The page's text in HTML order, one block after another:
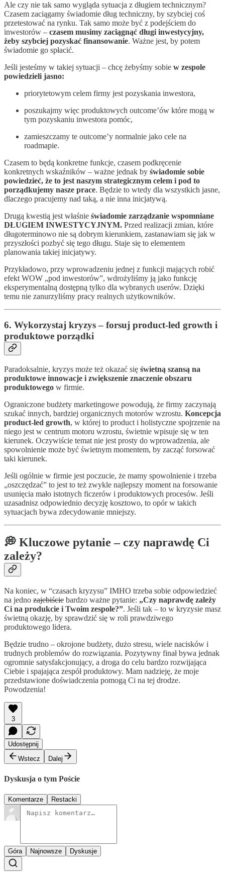
Ale czy nie tak samo wygląda sytuacja z długiem technicznym?
Czasem zaciągamy świadomie dług techniczny, by szybciej coś
przetestować na rynku. Tak samo może być z podejściem do
inwestorów – czasem musimy zaciągnąć długi inwestycyjny,
żeby szybciej pozyskać finansowanie. Ważne jest, by potem
świadomie go spłacić.
Jeśli jesteśmy w takiej sytuacji – chcę żebyśmy sobie w zespole
powiedzieli jasno:
priorytetowym celem firmy jest pozyskania inwestora,
poszukajmy więc produktowych outcome’ów które mogą w
tym pozyskaniu inwestora pomóc,
zamieszczamy te outcome’y normalnie jako cele na
roadmapie.
Czasem to będą konkretne funkcje, czasem podkręcenie
konkretnych wskaźników – ważne jednak by świadomie sobie
powiedzieć, że to jest naszym strategicznym celem i pod to
porządkujemy nasze prace. Będzie to wtedy dla wszystkich jasne,
dlaczego pracujemy nad taką, a nie inna inicjatywą.
Drugą kwestią jest właśnie świadomie zarządzanie wspomniane
DŁUGIEM INWESTYCYJNYM. Przed realizacji zmian, które
długoterminowo nie są dobrym kierunkiem, zastanawiam się jak w
przyszłości pozbyć się tego długu. Staje się to elementem
planowania takiej inicjatywy.
Przykładowo, przy wprowadzeniu jednej z funkcji mających robić
efekt WOW „pod inwestorów”, wdrożyliśmy ją jako funkcję
eksperymentalną dostępną tylko dla wybranych userów. Dzięki
temu nie zanurzyliśmy pracy realnych użytkowników.
6. Wykorzystaj kryzys – forsuj product-led growth i
produktowe porządki
Paradoksalnie, kryzys może też okazać się świetną szansą na
produktowe innowacje i zwiększenie znaczenie obszaru
produktowego w firmie.
Ograniczone budżety marketingowe powodują, że firmy zaczynają
szukać innych, bardziej organicznych motorów wzrostu. Koncepcja
product-led growth, w której to product i holistyczne spojrzenie na
niego jest w centrum motoru wzrostu, świetnie wpisuje się w ten
kierunek. Oczywiście temat nie jest prosty do wprowadzenia, ale
spowolnienie może być świetnym momentem, by zacząć forsować
taki kierunek.
Jeśli ogólnie w firmie jest poczucie, że mamy spowolnienie i trzeba
„oszczędzać” to jest to też zwykle najlepszy moment na forsowanie
usunięcia mało istotnych ficzerów i produktowych procesów. Jeśli
uzasadnisz odpowiednio decyzję kosztowo, to opór w takich
sytuacjach bywa zdecydowanie mniejszy.
💭 Kluczowe pytanie – czy naprawdę Ci
zależy?
Na koniec, w “czasach kryzysu” IMHO trzeba sobie odpowiedzieć
na jedno zajebiście bardzo ważne pytanie: „Czy naprawdę zależy
Ci na produkcie i Twoim zespole?”. Jeśli tak – to w kryzysie masz
świetną okazję, by sprawdzić się w roli prawdziwego
produktowego lidera.
Będzie trudno – okrojone budżety, dużo stresu, wiele nacisków i
trudnych problemów do rozwiązania. Pozytywny finał bywa jednak
ogromnie satysfakcjonujący, a droga do celu bardzo rozwijająca
Ciebie i spajająca zespół produktowy. Mam nadzieję, że moje
przedstawione doświadczenia pomogą Ci na tej drodze.
Powodzenia!
3
Udostępnij
Wstecz
Dalej
Dyskusja o tym Poście
Komentarze Restacki
Góra Najnowsze Dyskusje